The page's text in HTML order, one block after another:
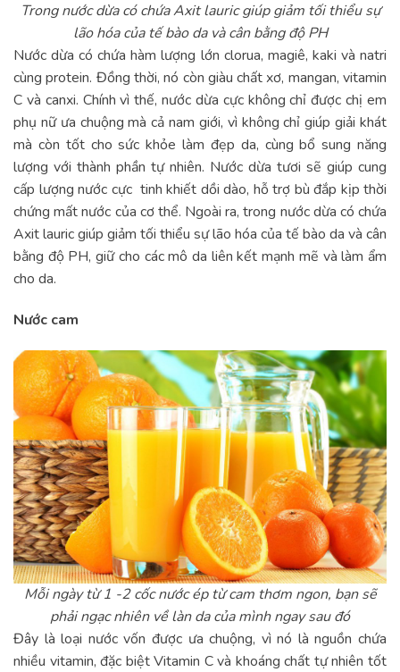
Trong nước dừa có chứa Axit lauric giúp giảm tối thiểu sự
lão hóa của tế bào da và cân bằng độ PH
Nước dừa có chứa hàm lượng lớn clorua, magiê, kaki và natri
cùng protein. Đồng thời, nó còn giàu chất xơ, mangan, vitamin
C và canxi. Chính vì thế, nước dừa cực không chỉ được chị em
phụ nữ ưa chuộng mà cả nam giới, vì không chỉ giúp giải khát
mà còn tốt cho sức khỏe làm đẹp da, cùng bổ sung năng
lượng với thành phần tự nhiên. Nước dừa tươi sẽ giúp cung
cấp lượng nước cực tinh khiết dồi dào, hỗ trợ bù đắp kịp thời
chứng mất nước của cơ thể. Ngoài ra, trong nước dừa có chứa
Axit lauric giúp giảm tối thiểu sự lão hóa của tế bào da và cân
bằng độ PH, giữ cho các mô da liên kết mạnh mẽ và làm ẩm
cho da.
Nước cam
Mỗi ngày từ 1 -2 cốc nước ép từ cam thơm ngon, bạn sẽ
phải ngạc nhiên về làn da của mình ngay sau đó
Đây là loại nước vốn được ưa chuộng, vì nó là nguồn chứa
nhiều vitamin, đặc biệt Vitamin C và khoáng chất tự nhiên tốt